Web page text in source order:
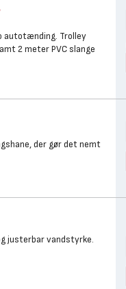
autotænding. Trolley
2 meter PVC slange
der gør det nemt
justerbar vandstyrke.